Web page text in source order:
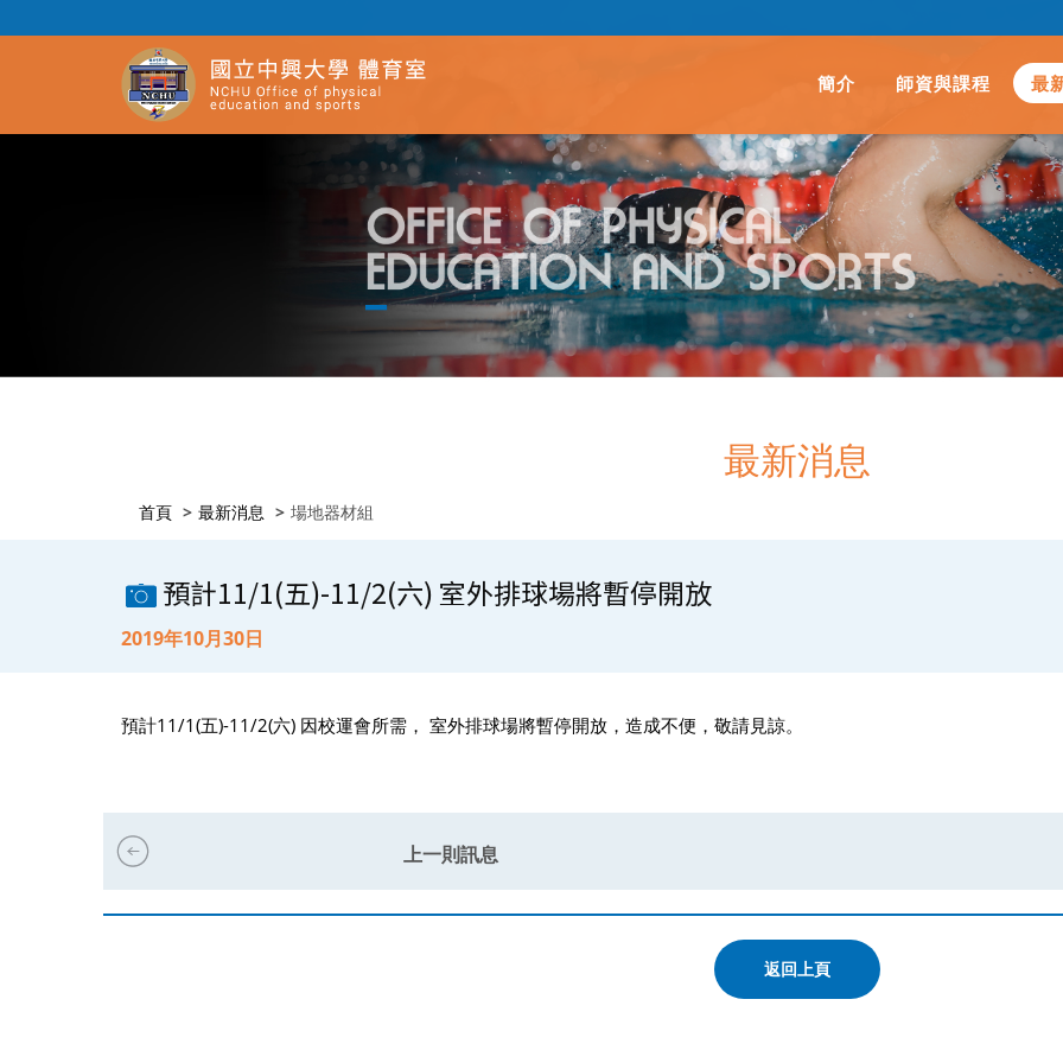
簡介 師資與課程 最
最新消息
首頁 最新消息 場地器材組
預計11/1(五)-11/2(六) 室外排球場將暫停開放
2019年10月30日
預計11/1(五)-11/2(六) 因校運會所需， 室外排球場將暫停開放，造成不便，敬請見諒。
上一則訊息
返回上頁